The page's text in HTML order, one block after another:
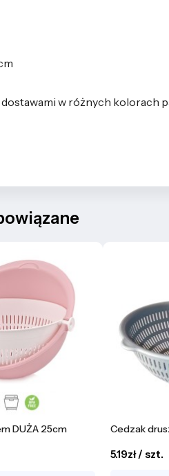
w różnych kolorach
DUŻA 25cm
Cedzak
5.19zł / szt.